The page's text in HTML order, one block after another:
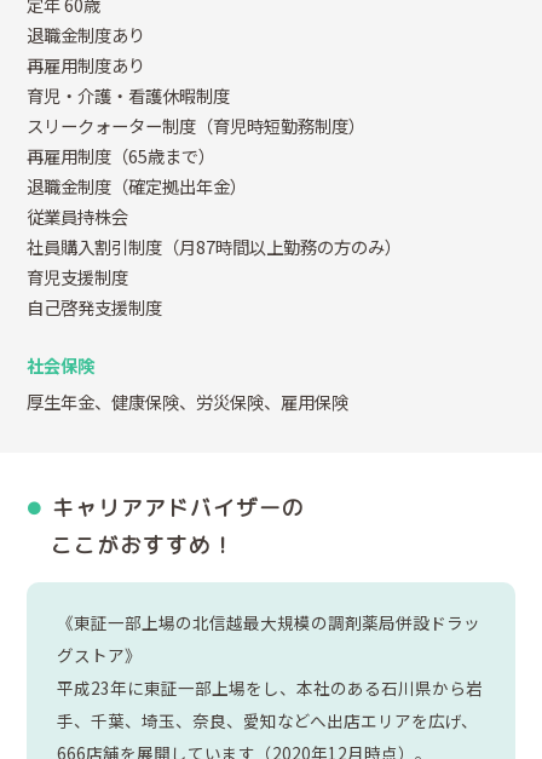
退職金制度あり
再雇用制度あり
育児・介護・看護休暇制度
スリークォーター制度（育児時短勤務制度）
再雇用制度（65歳まで）
退職金制度（確定拠出年金）
従業員持株会
社員購入割引制度（月87時間以上勤務の方のみ）
育児支援制度
自己啓発支援制度
社会保険
厚生年金、健康保険、労災保険、雇用保険
キャリアアドバイザーの
ここがおすすめ！
《東証一部上場の北信越最大規模の調剤薬局併設ドラッ
グストア》
平成23年に東証一部上場をし、本社のある石川県から岩
手、千葉、埼玉、奈良、愛知などへ出店エリアを広げ、
666店舗を展開しています（2020年12月時点）。